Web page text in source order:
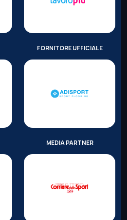
FORNITORE UFFICIALE
MEDIA PARTNER